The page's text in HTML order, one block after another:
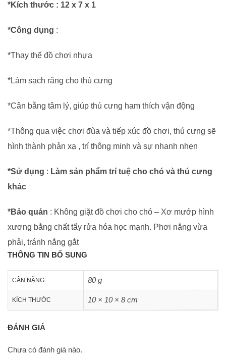
*Kích thước : 12 x 7 x 1
*Công dụng :
*Thay thế đồ chơi nhựa
*Làm sạch răng cho thú cưng
*Cân bằng tâm lý, giúp thú cưng ham thích vận động
*Thông qua việc chơi đùa và tiếp xúc đồ chơi, thú cưng sẽ
hình thành phản xạ , trí thông minh và sự nhanh nhẹn
*Sử dụng : Làm sản phẩm trí tuệ cho chó và thú cưng
khác
*Bảo quản : Không giặt đồ chơi cho chó – Xơ mướp hình
xương bằng chất tẩy rửa hóa học mạnh. Phơi nắng vừa
phải, tránh nắng gắt
THÔNG TIN BỔ SUNG
CÂN NẶNG 80 g
KÍCH THƯỚC 10 × 10 × 8 cm
ĐÁNH GIÁ
Chưa có đánh giá nào.